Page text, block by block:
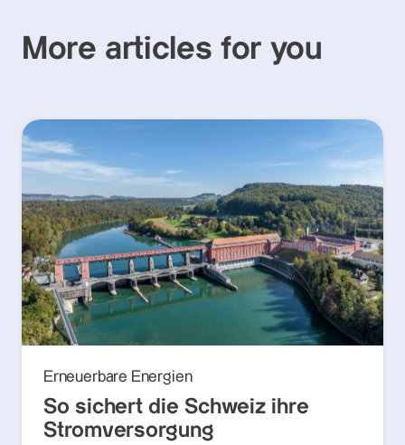
More articles for you
Erneuerbare Energien
So sichert die Schweiz ihre
Stromversorgung